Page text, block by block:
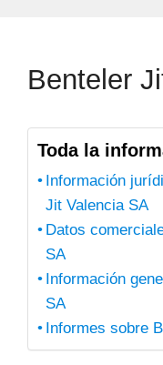
Benteler
Toda la
Información
Jit Valencia SA
Datos
SA
Información
SA
Informes sobre